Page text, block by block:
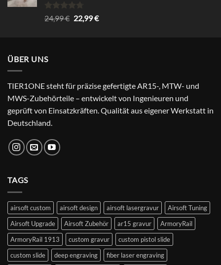
Bewertet
mit
24,99€ Ursprünglicher
22,99€Aktueller
ÜBER UNS
TIER1ONE steht für präzise gefertigte AR15-, MTW- und
MWS-Zubehörteile – entwickelt von Ingenieuren und
geprüft von Einsatzkräften. Qualität aus eigener Werkstatt in
Deutschland.
TAGS
airsoft custom airsoft design airsoft lasergravur
Airsoft Tuning
Airsoft Upgrade
Airsoft Zubehör ar15 gravur
ArmoryRail
ArmoryRail 1913
custom gravur
custom pistol slide
custom slide
deep engraving
fiber laser engraving